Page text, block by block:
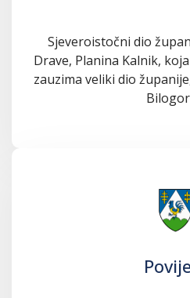
Sjeveroistočni dio
Drave, Planina Kalnik,
zauzima veliki dio